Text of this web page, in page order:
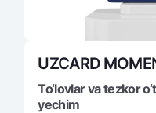
Qidirish
Foydali havolalar
Matbuot markazi
UZCARD
To‘lovlar va tezkor
yechim